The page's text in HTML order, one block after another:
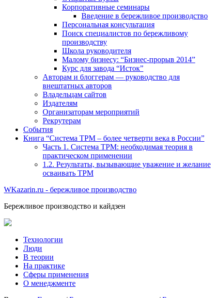
Корпоративные семинары
Введение в бережливое производство
Персональная консультация
Поиск специалистов по бережливому
производству
Школа руководителя
Малому бизнесу: “Бизнес-прорыв 2014”
Курс для завода “Исток”
Авторам и блоггерам — руководство для
внештатных авторов
Владельцам сайтов
Издателям
Организаторам мероприятий
Рекрутерам
События
Книга “Система TPM – более четверти века в России”
Часть 1. Система ТРМ: необходимая теория в
практическом применении
1.2. Результаты, вызывающие уважение и желание
осваивать TPM
WKazarin.ru - бережливое производство
Бережливое производство и кайдзен
Технологии
Люди
В теории
На практике
Сферы применения
О менеджменте